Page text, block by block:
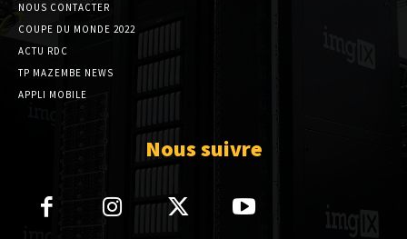
NOUS CONTACTER
COUPE DU MONDE 2022
ACTU RDC
TP MAZEMBE NEWS
APPLI MOBILE
Nous suivre